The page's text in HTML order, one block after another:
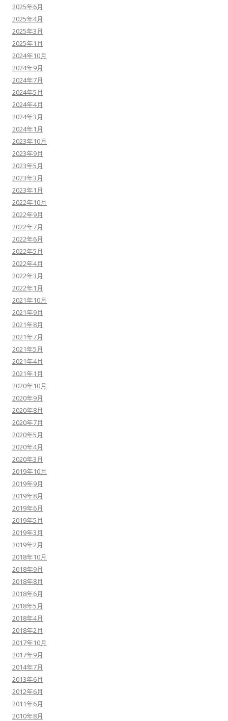
2025年6月
2025年4月
2025年3月
2025年1月
2024年10月
2024年9月
2024年7月
2024年5月
2024年4月
2024年3月
2024年1月
2023年10月
2023年9月
2023年5月
2023年3月
2023年1月
2022年10月
2022年9月
2022年7月
2022年6月
2022年5月
2022年4月
2022年3月
2022年1月
2021年10月
2021年9月
2021年8月
2021年7月
2021年5月
2021年4月
2021年1月
2020年10月
2020年9月
2020年8月
2020年7月
2020年5月
2020年4月
2020年3月
2019年10月
2019年9月
2019年8月
2019年6月
2019年5月
2019年3月
2019年2月
2018年10月
2018年9月
2018年8月
2018年6月
2018年5月
2018年4月
2018年2月
2017年10月
2017年9月
2014年7月
2013年6月
2012年6月
2011年6月
2010年8月